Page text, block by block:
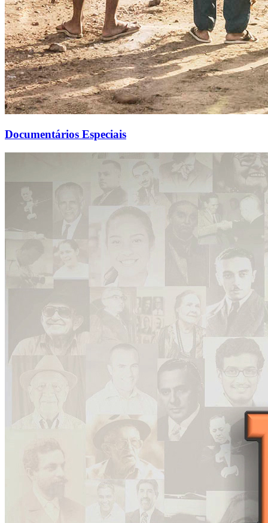
Documentários Especiais